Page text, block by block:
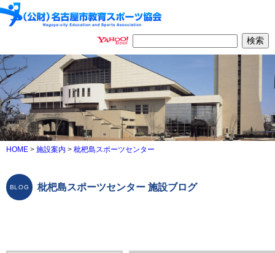
HOME > 施設案内 > 枇杷島スポーツセンター
枇杷島スポーツセンター 施設ブログ